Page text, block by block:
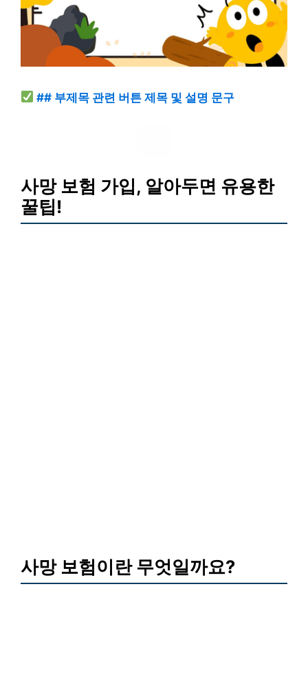
## 부제목 관련 버튼 제목 및 설명 문구
사망 보험 가입, 알아두면 유용한
꿀팁!
사망 보험이란 무엇일까요?